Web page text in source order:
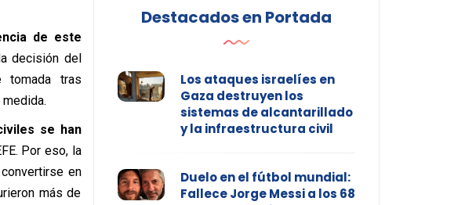
de este
decisión del
tomada tras
se han
Por eso, la
en
más de
Destacados en Portada
Los ataques israelíes en
Gaza destruyen los
sistemas de alcantarillado
y la infraestructura civil
Duelo en el fútbol mundial:
Fallece Jorge Messi a los 68